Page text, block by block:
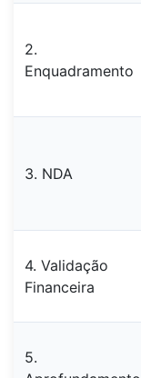
2.
Enquadramento
3. NDA
4. Validação
Financeira
5.